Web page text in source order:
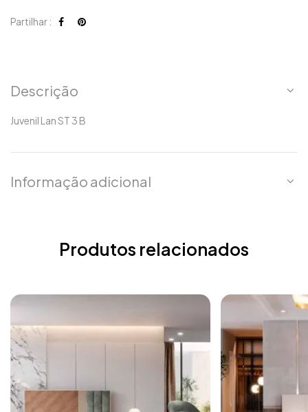
Partilhar :
Descrição
Juvenil Lan ST 3 B
Informação adicional
Produtos relacionados